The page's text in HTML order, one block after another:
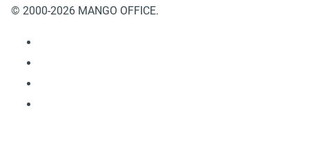
© 2000-2026 MANGO OFFICE.